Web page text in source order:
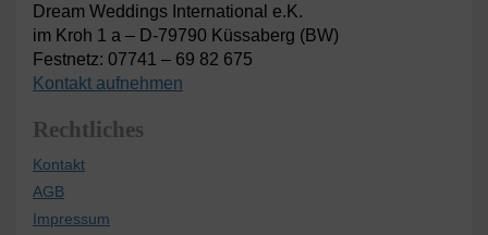
Dream Weddings International e.K.
im Kroh 1 a – D-79790 Küssaberg (BW)
Festnetz: 07741 – 69 82 675
Kontakt aufnehmen
Rechtliches
Kontakt
AGB
Impressum